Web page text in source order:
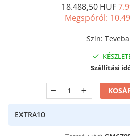
18.488,50 HUF
Megspóról:
Szín:
Szállítási
EXTRA10